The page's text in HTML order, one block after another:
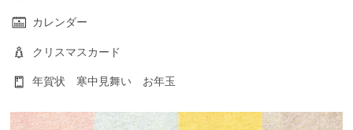
カレンダー
クリスマスカード
年賀状 寒中見舞い お年玉